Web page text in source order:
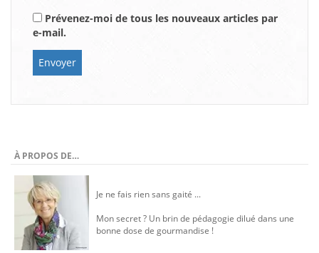
Prévenez-moi de tous les nouveaux articles par
e-mail.
À PROPOS DE…
Je ne fais rien sans gaité ...
Mon secret ? Un brin de pédagogie dilué dans une
bonne dose de gourmandise !